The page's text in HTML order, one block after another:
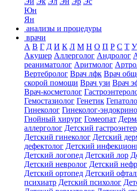
Юн
Ян
анализы и процедуры
врачи
А В Г Д И К Л М Н О П Р С Т У
Акушер Аллерголог Андролог
реаниматолог Аритмолог
Вертебролог Врач лфк Врач
скорой помощи Врач узи Врач
Врач-косметолог
Гемостазиолог Генетик
Гинеколог Гинеколог-
Гнойный хирург Гомеопат
аллерголог Детский
Детский гинеколог Детский
дефектолог Детский
Детский логопед Детский лор
Детский невролог Детский
Детский ортопед Детский
психиатр Детский психолог